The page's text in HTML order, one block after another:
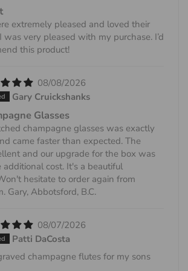
de suivre l'avancement de votre livraison.
que les informations de suivi seront mises
(1) jour ouvrable après l'expédition de
aucune taxe ni aucun droit facturé sur
aux États-Unis.
passées au Canada, les clients
taxes de vente fédérales et provinciales,
ouvrables que vous avez reçu un
que votre commande n'est toujours pas
pas les retours,
fera tout son possible pour vous
nous contacter à
et nous ferons tout notre
le problème.
un article mais cela
?
pas, l'outil de personnalisation
ne pas fonctionner à 100 %. Vous
vérifier que le design est correctement
personnalisée ressemblera-t-elle
extremely pleased and loved their
was very pleased with my purchase. I’d
this product!
08/08/2026
Gary Cruickshanks
Glasses
champagne glasses was exactly
came faster than expected. The
and our upgrade for the box was
cost. It's a beautiful
hesitate to order again from
Gary, Abbotsford, B.C.
08/07/2026
Patti DaCosta
champagne flutes for my sons